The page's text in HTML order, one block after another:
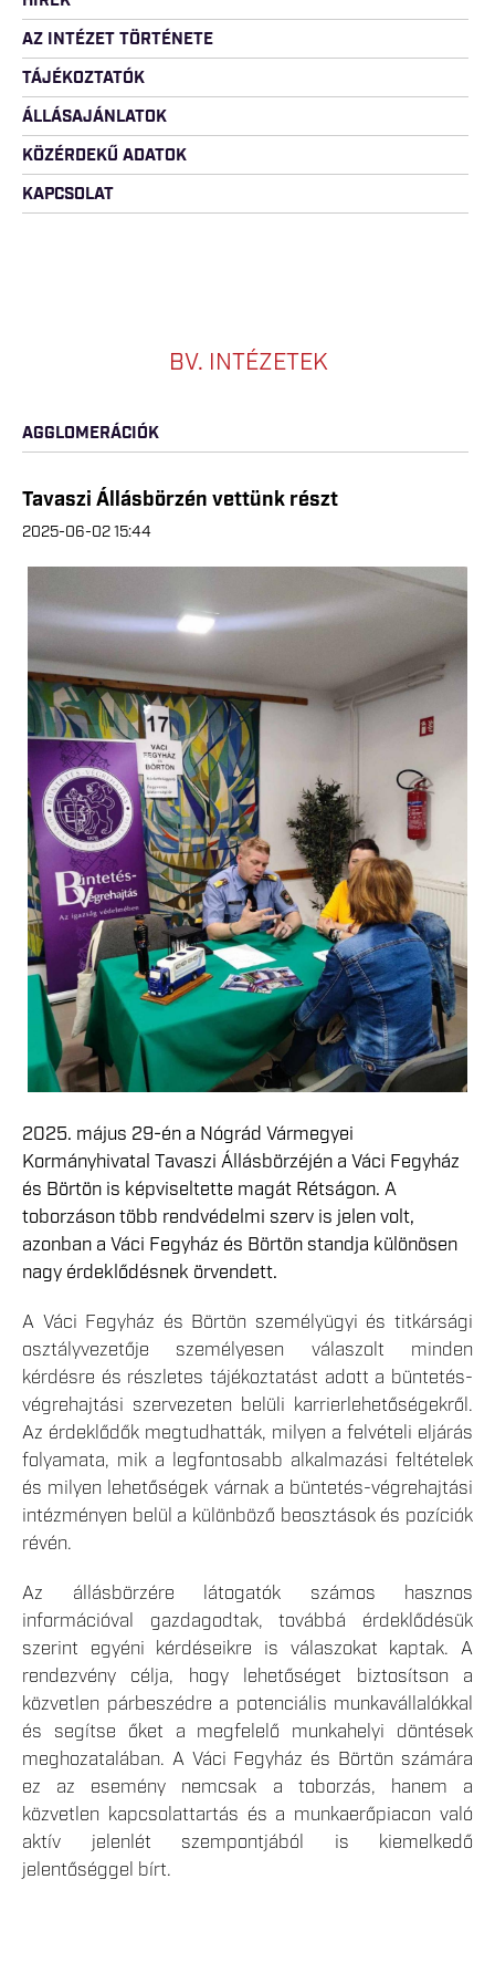
AZ INTÉZET TÖRTÉNETE
TÁJÉKOZTATÓK
ÁLLÁSAJÁNLATOK
KÖZÉRDEKŰ ADATOK
KAPCSOLAT
BV. INTÉZETEK
AGGLOMERÁCIÓK
Tavaszi Állásbörzén vettünk részt
2025-06-02 15:44
2025. május 29-én a Nógrád Vármegyei
Kormányhivatal Tavaszi Állásbörzéjén a Váci Fegyház
és Börtön is képviseltette magát Rétságon. A
toborzáson több rendvédelmi szerv is jelen volt,
azonban a Váci Fegyház és Börtön standja különösen
nagy érdeklődésnek örvendett.
A Váci Fegyház és Börtön személyügyi és titkársági
osztályvezetője személyesen válaszolt minden
kérdésre és részletes tájékoztatást adott a büntetés-
végrehajtási szervezeten belüli karrierlehetőségekről.
Az érdeklődők megtudhatták, milyen a felvételi eljárás
folyamata, mik a legfontosabb alkalmazási feltételek
és milyen lehetőségek várnak a büntetés-végrehajtási
intézményen belül a különböző beosztások és pozíciók
révén.
Az állásbörzére látogatók számos hasznos
információval gazdagodtak, továbbá érdeklődésük
szerint egyéni kérdéseikre is válaszokat kaptak. A
rendezvény célja, hogy lehetőséget biztosítson a
közvetlen párbeszédre a potenciális munkavállalókkal
és segítse őket a megfelelő munkahelyi döntések
meghozatalában. A Váci Fegyház és Börtön számára
ez az esemény nemcsak a toborzás, hanem a
közvetlen kapcsolattartás és a munkaerőpiacon való
aktív jelenlét szempontjából is kiemelkedő
jelentőséggel bírt.